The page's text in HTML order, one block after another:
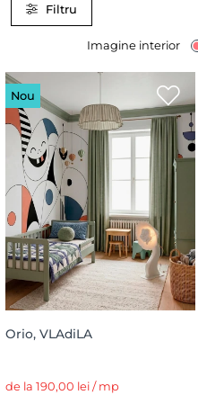
Filtru
Imagine interior
Nou
Orio, VLAdiLA
de la 190,00 lei / mp